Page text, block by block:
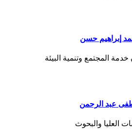
إبراهيم حسن
المجتمع وتنمية البيئة
عبد الرحمن
العليا والبحوث